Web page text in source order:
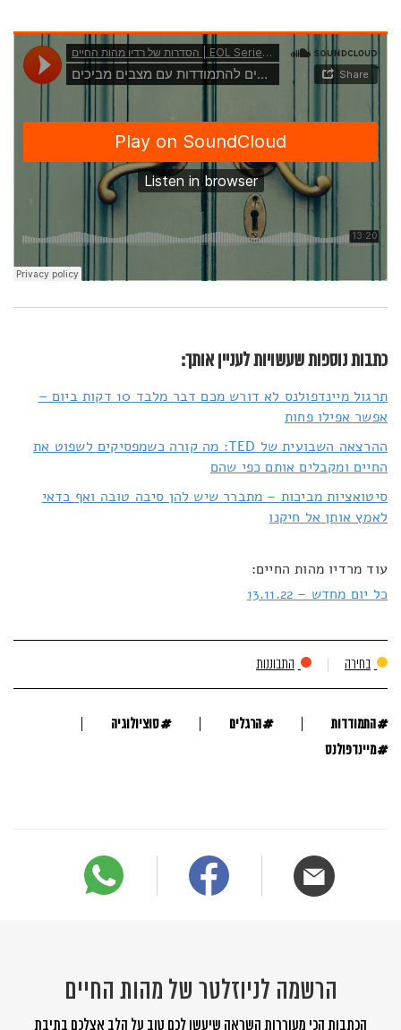
כתבות נוספות שעשויות לעניין אותך:
תרגול מיינדפולנס לא דורש מכם דבר מלבד 10 דקות ביום –
אפשר אפילו פחות
ההרצאה השבועית של TED: מה קורה כשמפסיקים לשפוט את
החיים ומקבלים אותם כפי שהם
סיטואציות מביכות – מתברר שיש להן סיבה טובה ואף כדאי
לאמץ אותן אל חיקנו
עוד מרדיו מהות החיים:
כל יום מחדש – 13.11.22
בחירה התבוננות
#התמודדות #הרגלים #סוציולוגיה
#מיינדפולנס
הרשמה לניוזלטר של מהות החיים
הכתבות הכי מעוררות השראה שיעשו לכם טוב על הלב אצלכם בתיבת